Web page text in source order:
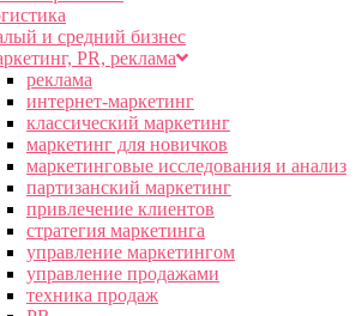
и средний бизнес
PR, реклама
реклама
интернет-маркетинг
классический маркетинг
маркетинг для новичков
маркетинговые исследования и анализ
партизанский маркетинг
привлечение клиентов
стратегия маркетинга
управление маркетингом
управление продажами
техника продаж